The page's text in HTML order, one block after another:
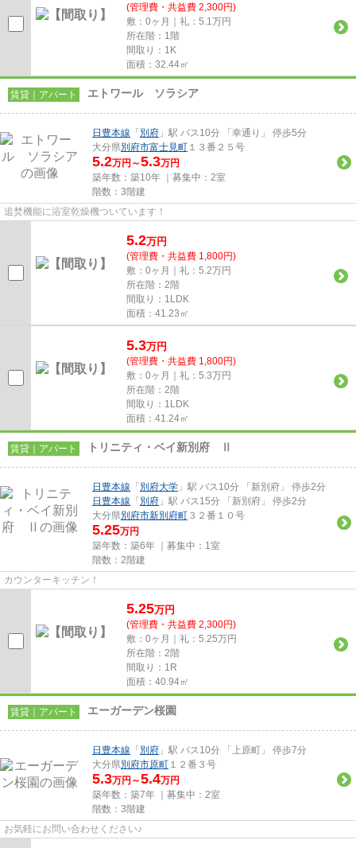
(管理費・共益費 2,300円)
敷：0ヶ月｜礼：5.1万円
所在階：1階
間取り：1K
面積：32.44㎡
賃貸｜アパート エトワール ソラシア
日豊本線 「 別府 」駅 バス10分 「幸通り」 停歩5分
大分県別府市富士見町 １３番２５号
5.2万円～5.3万円
築年数：築10年 ｜募集中： 2室
階数：3階建
追焚機能に浴室乾燥機ついています！
5.2万円
(管理費・共益費 1,800円)
敷：0ヶ月｜礼：5.2万円
所在階：2階
間取り：1LDK
面積：41.23㎡
5.3万円
(管理費・共益費 1,800円)
敷：0ヶ月｜礼：5.3万円
所在階：2階
間取り：1LDK
面積：41.24㎡
賃貸｜アパート トリニティ・ベイ新別府 Ⅱ
日豊本線 「 別府大学 」駅 バス10分 「新別府」 停歩2分
日豊本線 「 別府 」駅 バス15分 「新別府」 停歩2分
大分県別府市新別府町 ３２番１０号
5.25万円
築年数：築6年 ｜募集中： 1室
階数：2階建
カウンターキッチン！
5.25万円
(管理費・共益費 2,300円)
敷：0ヶ月｜礼：5.25万円
所在階：2階
間取り：1R
面積：40.94㎡
賃貸｜アパート エーガーデン桜園
日豊本線 「 別府 」駅 バス10分 「上原町」 停歩7分
大分県別府市原町 １２番３号
5.3万円～5.4万円
築年数：築7年 ｜募集中： 2室
階数：3階建
お気軽にお問い合わせください♪